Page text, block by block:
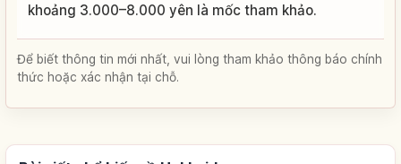
khoảng 3.000–8.000 yên là mốc tham khảo.
Để biết thông tin mới nhất, vui lòng tham khảo thông báo chính
thức hoặc xác nhận tại chỗ.